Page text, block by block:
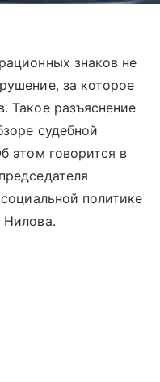
знаков не
за которое
Такое разъяснение
судебной
этом говорится в
политике
Нилова.